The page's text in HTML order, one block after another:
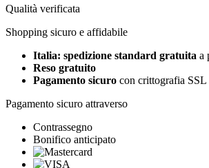
Qualità verificata
Shopping sicuro e affidabile
Italia: spedizione standard gratuita a
Reso gratuito
Pagamento sicuro con crittografia SSL
Pagamento sicuro attraverso
Contrassegno
Bonifico anticipato